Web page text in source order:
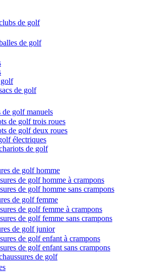
de golf
de golf
golf
de golf
de golf manuels
de golf trois roues
de golf deux roues
électriques
de golf
de golf homme
de golf homme à crampons
de golf homme sans crampons
de golf femme
de golf femme à crampons
de golf femme sans crampons
de golf junior
de golf enfant à crampons
de golf enfant sans crampons
de golf